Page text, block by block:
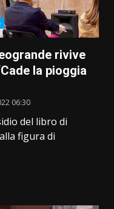
rivive
la pioggia
06:30
del libro di
figura di